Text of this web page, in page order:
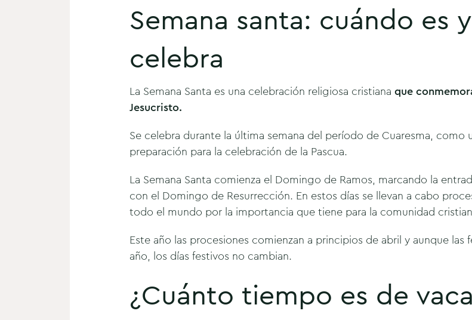
Semana santa: cuándo es
celebra
La Semana Santa es una celebración religiosa cristiana que
Jesucristo.
Se celebra durante la última semana del período de Cuaresma,
preparación para la celebración de la Pascua.
La Semana Santa comienza el Domingo de Ramos, marcando la
con el Domingo de Resurrección. En estos días se llevan a cabo
todo el mundo por la importancia que tiene para la comunidad
Este año las procesiones comienzan a principios de abril y aunque las
año, los días festivos no cambian.
¿Cuánto tiempo es de